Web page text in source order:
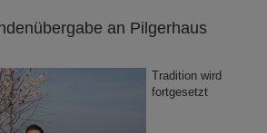
an Pilgerhaus
Tradition wird
fortgesetzt